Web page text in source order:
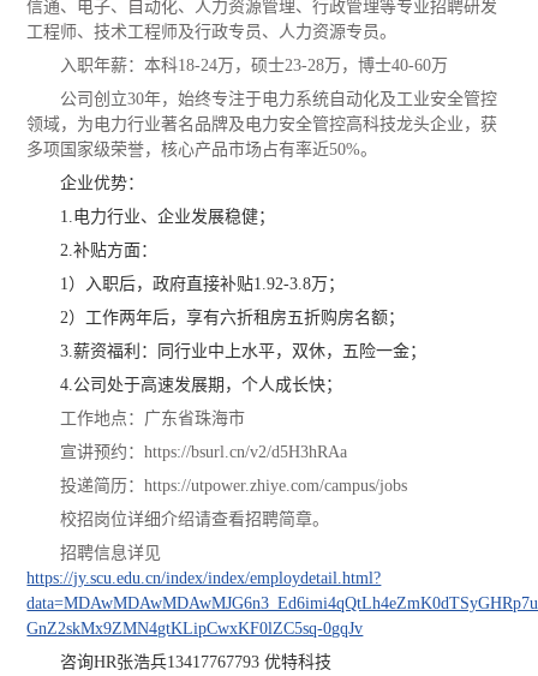
信通、电子、自动化、人力资源管理、行政管理等专业招聘研发
工程师、技术工程师及行政专员、人力资源专员。
入职年薪：本科18-24万，硕士23-28万，博士40-60万
公司创立30年，始终专注于电力系统自动化及工业安全管控
领域，为电力行业著名品牌及电力安全管控高科技龙头企业，获
多项国家级荣誉，核心产品市场占有率近50%。
企业优势：
1.电力行业、企业发展稳健；
2.补贴方面：
1）入职后，政府直接补贴1.92-3.8万；
2）工作两年后，享有六折租房五折购房名额；
3.薪资福利：同行业中上水平，双休，五险一金；
4.公司处于高速发展期，个人成长快；
工作地点：广东省珠海市
宣讲预约：https://bsurl.cn/v2/d5H3hRAa
投递简历：https://utpower.zhiye.com/campus/jobs
校招岗位详细介绍请查看招聘简章。
招聘信息详见
https://jy.scu.edu.cn/index/index/employdetail.html?
GnZ2skMx9ZMN4gtKLipCwxKF0lZC5sq-0gqJv
咨询HR张浩兵13417767793 优特科技